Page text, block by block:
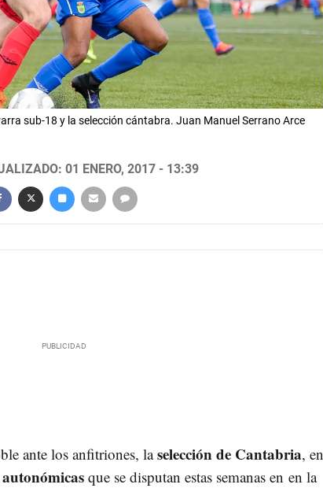
sub-18 y la selección cántabra. Juan Manuel Serrano Arce
01 ENERO, 2017 - 13:39
ante los anfitriones, laselección de Cantabria, en
autonómicasque se disputan estas semanas en en la